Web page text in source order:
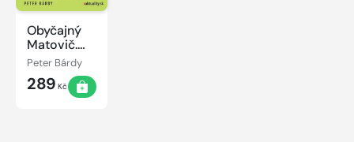
Obyčajný
Matovič.
Homo
Peter Bárdy
289 Kč